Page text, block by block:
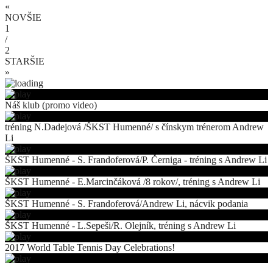
«
NOVŠIE
1
/
2
STARŠIE
»
Náš klub (promo video)
tréning N.Dadejová /ŠKST Humenné/ s čínskym trénerom Andrew
Li
ŠKST Humenné - S. Frandoferová/P. Černiga - tréning s Andrew Li
ŠKST Humenné - E.Marcinčáková /8 rokov/, tréning s Andrew Li
ŠKST Humenné - S. Frandoferová/Andrew Li, nácvik podania
ŠKST Humenné - L.Sepeši/R. Olejník, tréning s Andrew Li
2017 World Table Tennis Day Celebrations!